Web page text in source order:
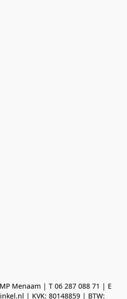
Menaam | T 06 287 088 71 | E
| KVK: 80148859 | BTW: